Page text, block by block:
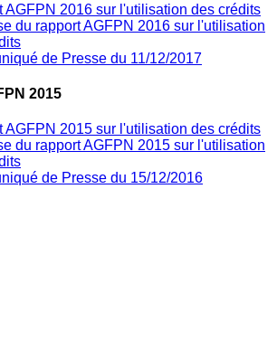
AGFPN 2016 sur l'utilisation des crédits
du rapport AGFPN 2016 sur l'utilisation
de Presse du 11/12/2017
2015
AGFPN 2015 sur l'utilisation des crédits
du rapport AGFPN 2015 sur l'utilisation
de Presse du 15/12/2016